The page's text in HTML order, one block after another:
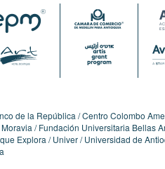
de la República Centro Colombo
Fundación Universitaria Bellas
Explora Univer Universidad de